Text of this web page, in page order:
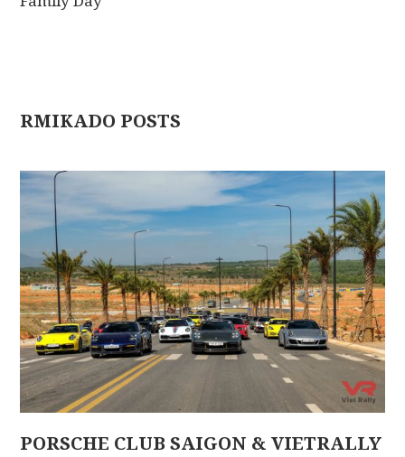
RMIKADO POSTS
PORSCHE CLUB SAIGON & VIETRALLY